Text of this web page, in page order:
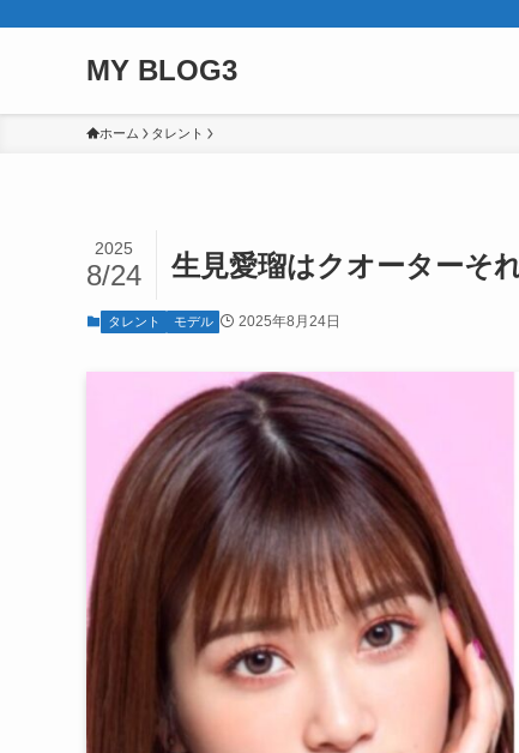
MY BLOG3
ホーム タレント
生見愛瑠はクオーターそ
2025
8/24
タレント モデル 2025年8月24日